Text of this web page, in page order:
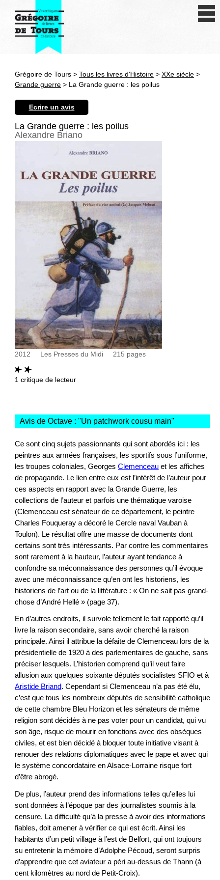
Antiquité
Epoque moderne
Autres civilisations
Thématiques
Grégoire de Tours > Tous les livres d'Histoire > XXe siècle >
Grande guerre > La Grande guerre : les poilus
Ecrire un avis
La Grande guerre : les poilus
Alexandre Briano
2012 Les Presses du Midi 215 pages
1 critique de lecteur
Avis de Octave : "Un patchwork cousu main"
Ce sont cinq sujets passionnants qui sont abordés ici : les
peintres aux armées françaises, les sportifs sous l’uniforme,
les troupes coloniales, Georges Clemenceau et les affiches
de propagande. Le lien entre eux est l’intérêt de l’auteur pour
ces aspects en rapport avec la Grande Guerre, les
collections de l’auteur et parfois une thématique varoise
(Clemenceau est sénateur de ce département, le peintre
Charles Fouqueray a décoré le Cercle naval Vauban à
Toulon). Le résultat offre une masse de documents dont
certains sont très intéressants. Par contre les commentaires
sont rarement à la hauteur, l’auteur ayant tendance à
confondre sa méconnaissance des personnes qu’il évoque
avec une méconnaissance qu’en ont les historiens, les
historiens de l’art ou de la littérature : « On ne sait pas grand-
chose d’André Hellé » (page 37).
En d’autres endroits, il survole tellement le fait rapporté qu’il
livre la raison secondaire, sans avoir cherché la raison
principale. Ainsi il attribue la défaite de Clemenceau lors de la
présidentielle de 1920 à des parlementaires de gauche, sans
préciser lesquels. L’historien comprend qu’il veut faire
allusion aux quelques soixante députés socialistes SFIO et à
Aristide Briand. Cependant si Clemenceau n’a pas été élu,
c’est que tous les nombreux députés de sensibilité catholique
de cette chambre Bleu Horizon et les sénateurs de même
religion sont décidés à ne pas voter pour un candidat, qui vu
son âge, risque de mourir en fonctions avec des obsèques
civiles, et est bien décidé à bloquer toute initiative visant à
renouer des relations diplomatiques avec le pape et avec qui
le système concordataire en Alsace-Lorraine risque fort
d’être abrogé.
De plus, l’auteur prend des informations telles qu’elles lui
sont données à l’époque par des journalistes soumis à la
censure. La difficulté qu’à la presse à avoir des informations
fiables, doit amener à vérifier ce qui est écrit. Ainsi les
habitants d’un petit village à l’est de Belfort, qui ont toujours
su entretenir la mémoire d’Adolphe Pécoud, seront surpris
d’apprendre que cet aviateur a péri au-dessus de Thann (à
cent kilomètres au nord de Petit-Croix).